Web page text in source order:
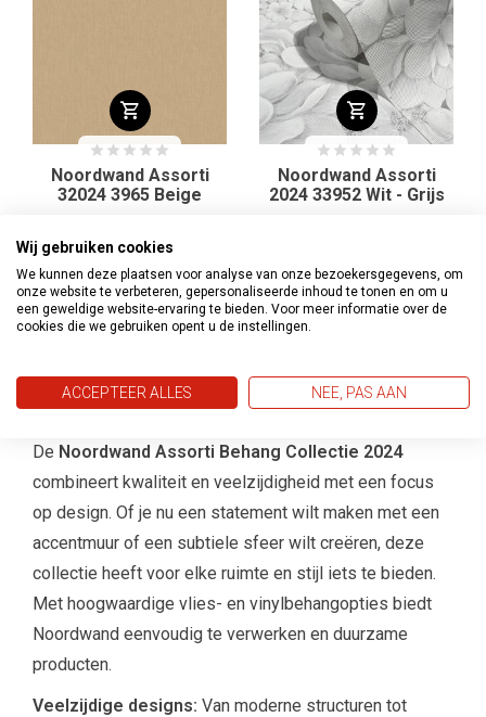
Noordwand Assorti
32024 3965 Beige
€44,45 €49,95
Noordwand Assorti
2024 33952 Wit - Grijs
1 2 3 4 5 6 7
Waarom kiezen voor Noordwand
Assorti Behang?
De Noordwand Assorti Behang Collectie 2024
combineert kwaliteit en veelzijdigheid met een focus
op design. Of je nu een statement wilt maken met een
accentmuur of een subtiele sfeer wilt creëren, deze
collectie heeft voor elke ruimte en stijl iets te bieden.
Met hoogwaardige vlies- en vinylbehangopties biedt
Noordwand eenvoudig te verwerken en duurzame
producten.
Veelzijdige designs: Van moderne structuren tot
Wij gebruiken cookies
We kunnen deze plaatsen voor analyse van onze bezoekersgegevens, om
onze website te verbeteren, gepersonaliseerde inhoud te tonen en om u
een geweldige website-ervaring te bieden. Voor meer informatie over de
cookies die we gebruiken opent u de instellingen.
ACCEPTEER ALLES NEE, PAS AAN